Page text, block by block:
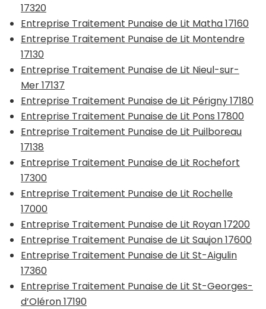
17320
Entreprise Traitement Punaise de Lit Matha 17160
Entreprise Traitement Punaise de Lit Montendre
17130
Entreprise Traitement Punaise de Lit Nieul-sur-
Mer 17137
Entreprise Traitement Punaise de Lit Périgny 17180
Entreprise Traitement Punaise de Lit Pons 17800
Entreprise Traitement Punaise de Lit Puilboreau
17138
Entreprise Traitement Punaise de Lit Rochefort
17300
Entreprise Traitement Punaise de Lit Rochelle
17000
Entreprise Traitement Punaise de Lit Royan 17200
Entreprise Traitement Punaise de Lit Saujon 17600
Entreprise Traitement Punaise de Lit St-Aigulin
17360
Entreprise Traitement Punaise de Lit St-Georges-
d’Oléron 17190